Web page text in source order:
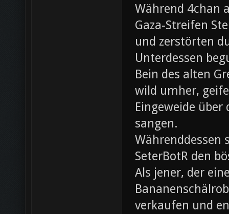
Während 4chan
Gaza-Streifen
und zerstörten
Unterdessen
Bein des alten
wild umher,
Eingeweide
sangen.
Währenddessen
SeterBotR den
Als jener, der
verkaufen und